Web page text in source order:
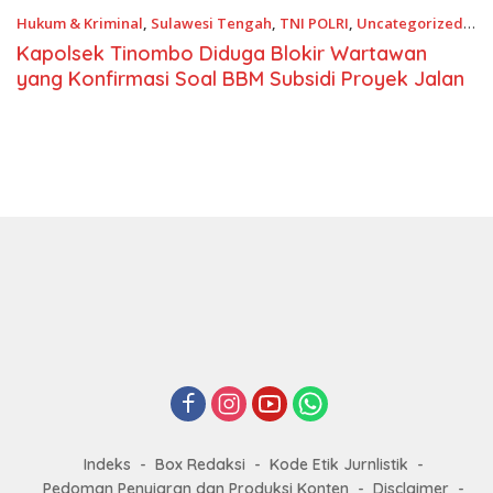
Hukum & Kriminal, Sulawesi Tengah, TNI POLRI, Uncategorized
Agustus 3, 2025
Kapolsek Tinombo Diduga Blokir Wartawan
yang Konfirmasi Soal BBM Subsidi Proyek Jalan
Indeks Box Redaksi
Kode Etik Jurnlistik
Pedoman Penyiaran dan Produksi Konten
Disclaimer